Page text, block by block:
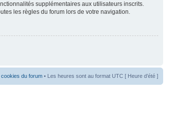
supplémentaires aux utilisateurs inscrits.
les règles du forum lors de votre navigation.
du forum • Les heures sont au format UTC [ Heure d’été ]